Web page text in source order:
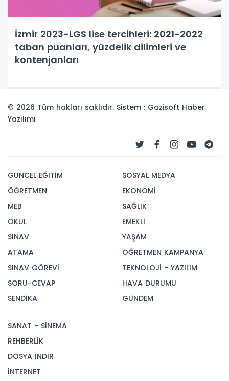
İzmir 2023-LGS lise tercihleri: 2021-2022
taban puanları, yüzdelik dilimleri ve
kontenjanları
© 2026 Tüm hakları saklıdır. Sistem : Gazisoft Haber
Yazılımı
GÜNCEL EĞİTİM
ÖĞRETMEN
MEB
OKUL
SINAV
ATAMA
SINAV GÖREVİ
SORU-CEVAP
SENDİKA
SOSYAL MEDYA
EKONOMİ
SAĞLIK
EMEKLİ
YAŞAM
ÖĞRETMEN KAMPANYA
TEKNOLOJİ - YAZILIM
HAVA DURUMU
GÜNDEM
SANAT - SİNEMA
REHBERLİK
DOSYA İNDİR
İNTERNET